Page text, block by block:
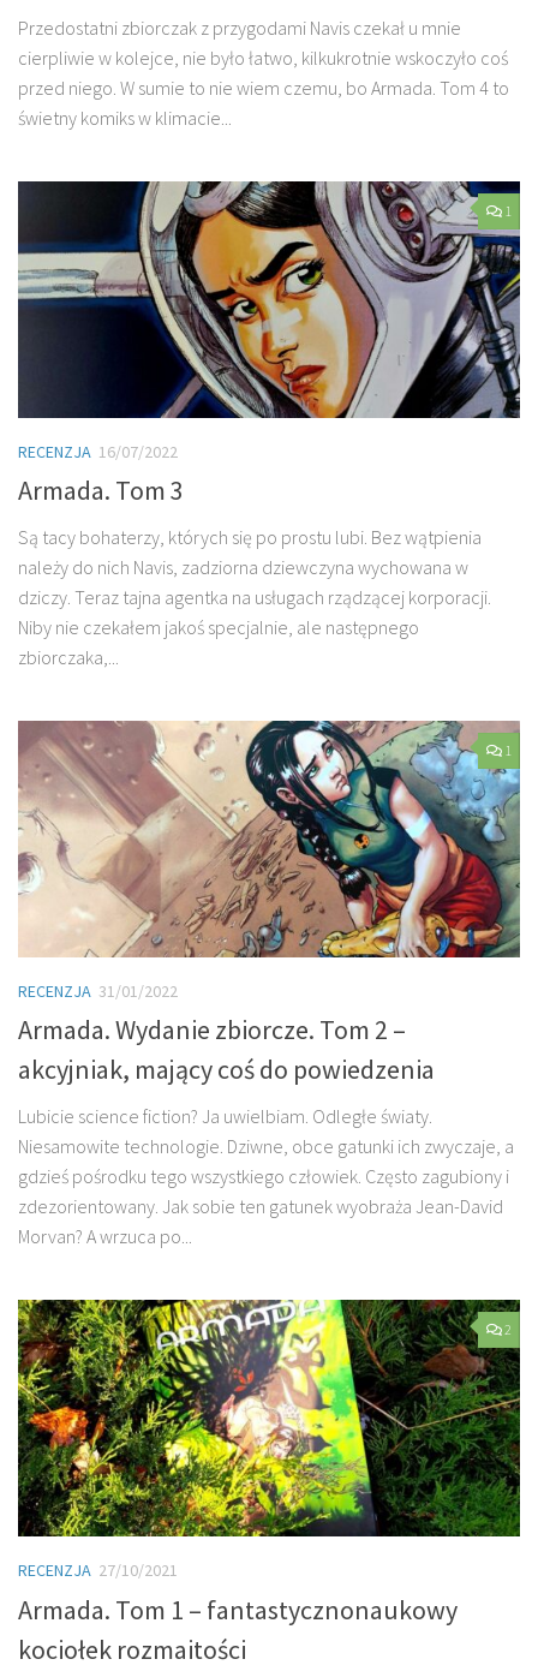
Przedostatni zbiorczak z przygodami Navis czekał u mnie
cierpliwie w kolejce, nie było łatwo, kilkukrotnie wskoczyło coś
przed niego. W sumie to nie wiem czemu, bo Armada. Tom 4 to
świetny komiks w klimacie...
1
RECENZJA 16/07/2022
Armada. Tom 3
Są tacy bohaterzy, których się po prostu lubi. Bez wątpienia
należy do nich Navis, zadziorna dziewczyna wychowana w
dziczy. Teraz tajna agentka na usługach rządzącej korporacji.
Niby nie czekałem jakoś specjalnie, ale następnego
zbiorczaka,...
1
RECENZJA 31/01/2022
Armada. Wydanie zbiorcze. Tom 2 –
akcyjniak, mający coś do powiedzenia
Lubicie science fiction? Ja uwielbiam. Odległe światy.
Niesamowite technologie. Dziwne, obce gatunki ich zwyczaje, a
gdzieś pośrodku tego wszystkiego człowiek. Często zagubiony i
zdezorientowany. Jak sobie ten gatunek wyobraża Jean-David
Morvan? A wrzuca po...
2
RECENZJA 27/10/2021
Armada. Tom 1 – fantastycznonaukowy
kociołek rozmaitości